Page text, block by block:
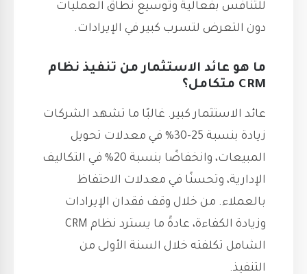
للتنافس بفعالية وتوسيع نطاق العمليات
دون التعرض لتسرب كبير في الإيرادات.
ما هو عائد الاستثمار من تنفيذ نظام
CRM متكامل؟
عائد الاستثمار كبير. غالبًا ما تشهد الشركات
زيادة بنسبة 25-30% في معدلات تحويل
المبيعات، وانخفاضًا بنسبة 20% في التكاليف
الإدارية، وتحسنًا في معدلات الاحتفاظ
بالعملاء. من خلال وقف فقدان الإيرادات
وزيادة الكفاءة، عادةً ما يسترد نظام CRM
الشامل تكلفته خلال السنة الأولى من
التنفيذ.